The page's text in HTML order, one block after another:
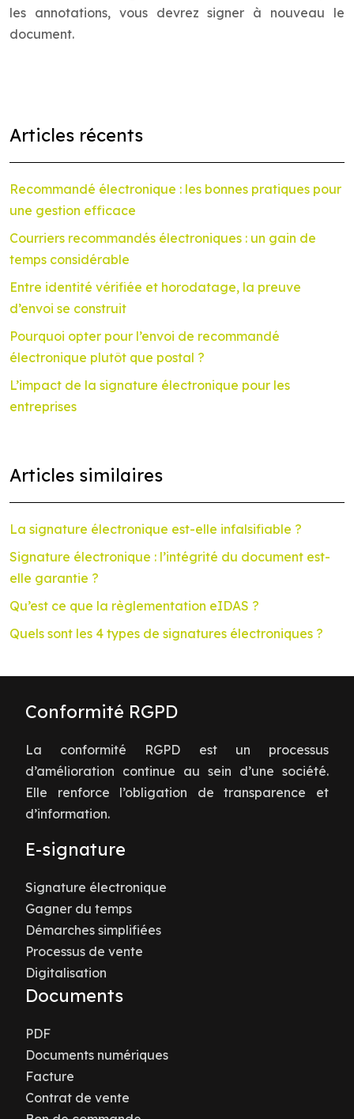
les annotations, vous devrez signer à nouveau le
document.
Articles récents
Recommandé électronique : les bonnes pratiques pour
une gestion efficace
Courriers recommandés électroniques : un gain de
temps considérable
Entre identité vérifiée et horodatage, la preuve
d’envoi se construit
Pourquoi opter pour l’envoi de recommandé
électronique plutôt que postal ?
L’impact de la signature électronique pour les
entreprises
Articles similaires
La signature électronique est-elle infalsifiable ?
Signature électronique : l’intégrité du document est-
elle garantie ?
Qu’est ce que la règlementation eIDAS ?
Quels sont les 4 types de signatures électroniques ?
Conformité RGPD
La conformité RGPD est un processus
d’amélioration continue au sein d’une société.
Elle renforce l’obligation de transparence et
d’information.
E-signature
Signature électronique
Gagner du temps
Démarches simplifiées
Processus de vente
Digitalisation
Documents
PDF
Documents numériques
Facture
Contrat de vente